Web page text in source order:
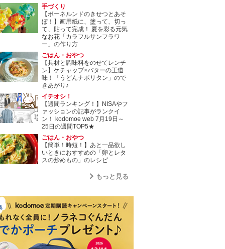
手づくり
【ボーネルンドのきせつとあそ
ぼ！】画用紙に、塗って、切っ
て、貼って完成！ 夏を彩る元気
なお花「カラフルサンフラワ
ー」の作り方
ごはん・おやつ
【具材と調味料をのせてレンチ
ン】ケチャップ×バターの王道
味！「うどんナポリタン」ので
きあがり♪
イチオシ！
【週間ランキング！】NISAやフ
ァッションの記事がランクイ
ン！ kodomoe web 7月19日～
25日の週間TOP5★
ごはん・おやつ
【簡単！時短！】あと一品欲し
いときにおすすめの「卵とレタ
スの炒めもの」のレシピ
もっと見る